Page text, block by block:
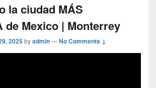
la ciudad MÁS
de Mexico | Monterrey
2025byadmin—No Comments ↓